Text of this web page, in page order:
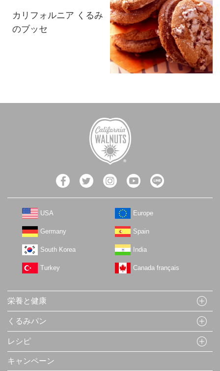
カリフォルニア くるみ
のブッセ
USA Europe
Germany Spain
South Korea India
Turkey Canada français
栄養と健康
くるみパン
レシピ
キャンペーン